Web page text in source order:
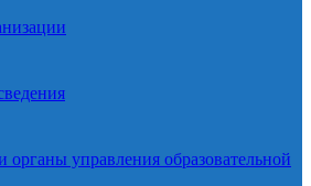
органы управления образовательной